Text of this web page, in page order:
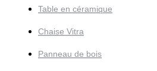
Table en céramique
Chaise Vitra
Panneau de bois